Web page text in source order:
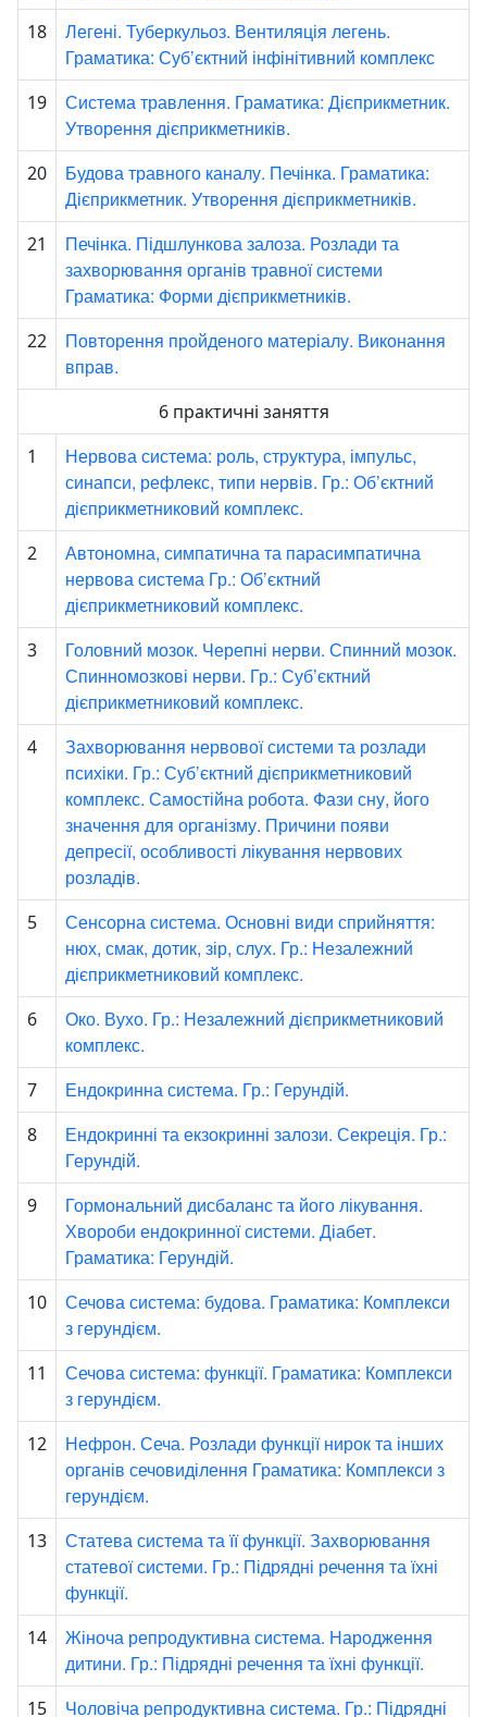
18
Легені. Туберкульоз. Вентиляція легень.
Граматика: Суб’єктний інфінітивний комплекс
19
Система травлення. Граматика: Дієприкметник.
Утворення дієприкметників.
20
Будова травного каналу. Печінка. Граматика:
Дієприкметник. Утворення дієприкметників.
21
Печінка. Підшлункова залоза. Розлади та
захворювання органів травної системи
Граматика: Форми дієприкметників.
22
Повторення пройденого матеріалу. Виконання
вправ.
6 практичні заняття
1
Нервова система: роль, структура, імпульс,
синапси, рефлекс, типи нервів. Гр.: Об’єктний
дієприкметниковий комплекс.
2
Автономна, симпатична та парасимпатична
нервова система Гр.: Об’єктний
дієприкметниковий комплекс.
3
Головний мозок. Черепні нерви. Спинний мозок.
Спинномозкові нерви. Гр.: Суб’єктний
дієприкметниковий комплекс.
4
Захворювання нервової системи та розлади
психіки. Гр.: Суб’єктний дієприкметниковий
комплекс. Самостійна робота. Фази сну, його
значення для організму. Причини появи
депресії, особливості лікування нервових
розладів.
5
Сенсорна система. Основні види сприйняття:
нюх, смак, дотик, зір, слух. Гр.: Незалежний
дієприкметниковий комплекс.
6
Око. Вухо. Гр.: Незалежний дієприкметниковий
комплекс.
7 Ендокринна система. Гр.: Герундій.
8
Ендокринні та екзокринні залози. Секреція. Гр.:
Герундій.
9
Гормональний дисбаланс та його лікування.
Хвороби ендокринної системи. Діабет.
Граматика: Герундій.
10
Сечова система: будова. Граматика: Комплекси
з герундієм.
11
Сечова система: функції. Граматика: Комплекси
з герундієм.
12
Нефрон. Сеча. Розлади функції нирок та інших
органів сечовиділення Граматика: Комплекси з
герундієм.
13
Статева система та її функції. Захворювання
статевої системи. Гр.: Підрядні речення та їхні
функції.
14
Жіноча репродуктивна система. Народження
дитини. Гр.: Підрядні речення та їхні функції.
15 Чоловіча репродуктивна система. Гр.: Підрядні